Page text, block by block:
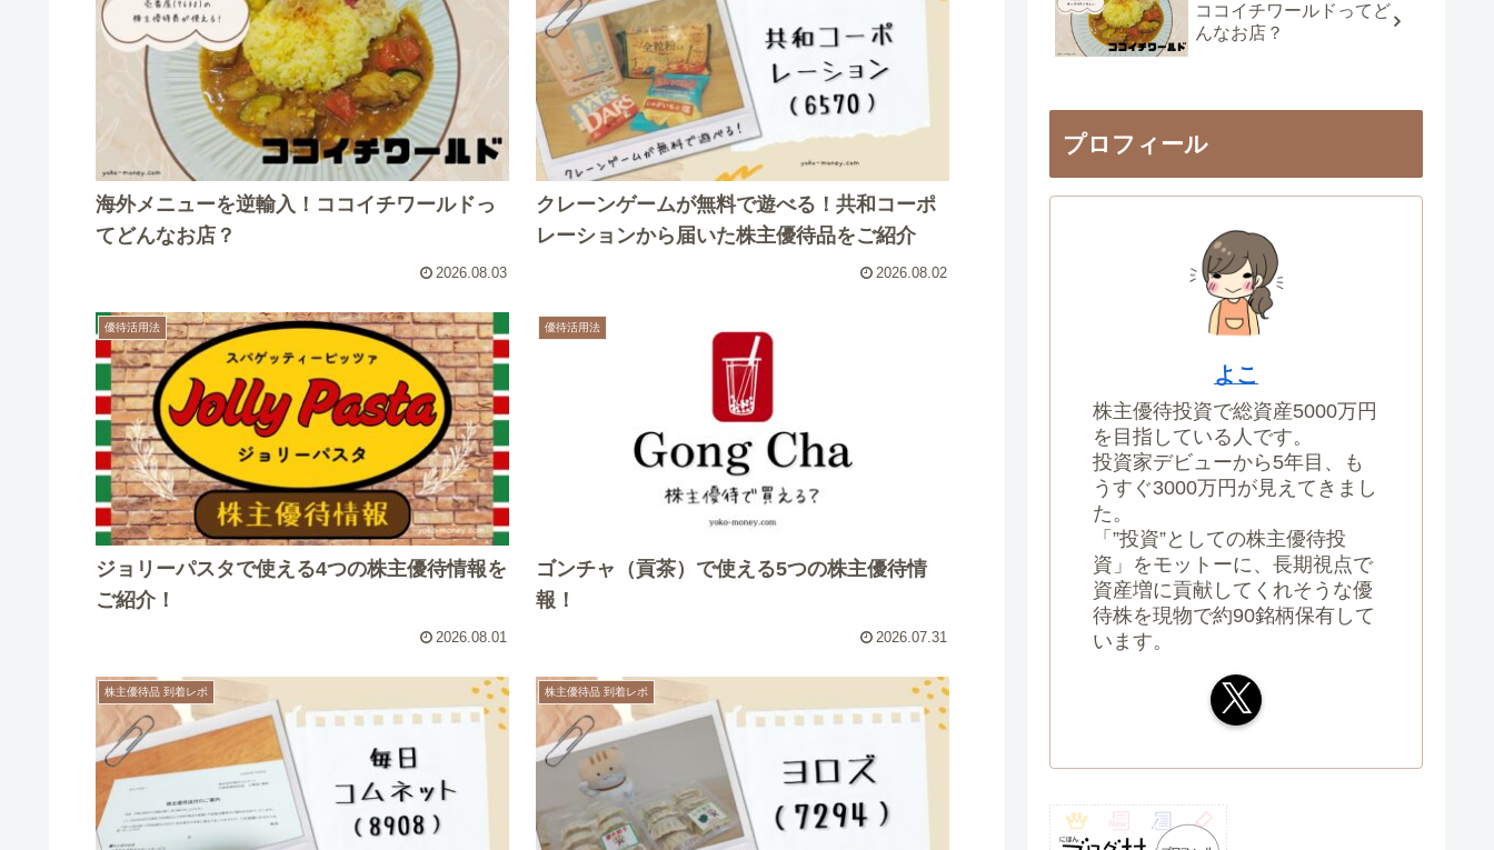
海外メニューを逆輸入！ココイチワールドっ
てどんなお店？
2026.08.03
クレーンゲームが無料で遊べる！共和コーポ
レーションから届いた株主優待品をご紹介
2026.08.02
優待活用法
ジョリーパスタで使える4つの株主優待情報を
ご紹介！
2026.08.01
優待活用法
ゴンチャ（貢茶）で使える5つの株主優待情
報！
2026.07.31
株主優待品 到着レポ 株主優待品 到着レポ
ココイチワールドってど
んなお店？
プロフィール
よこ
株主優待投資で総資産5000万円
を目指している人です。
投資家デビューから5年目、も
うすぐ3000万円が見えてきまし
た。
「”投資”としての株主優待投
資」をモットーに、長期視点で
資産増に貢献してくれそうな優
待株を現物で約90銘柄保有して
います。